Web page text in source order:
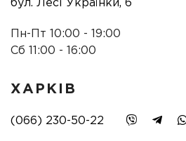
бул. Лесі Українки, 6
Пн-Пт 10:00 - 19:00
Сб 11:00 - 16:00
ХАРКІВ
(066) 230-50-22